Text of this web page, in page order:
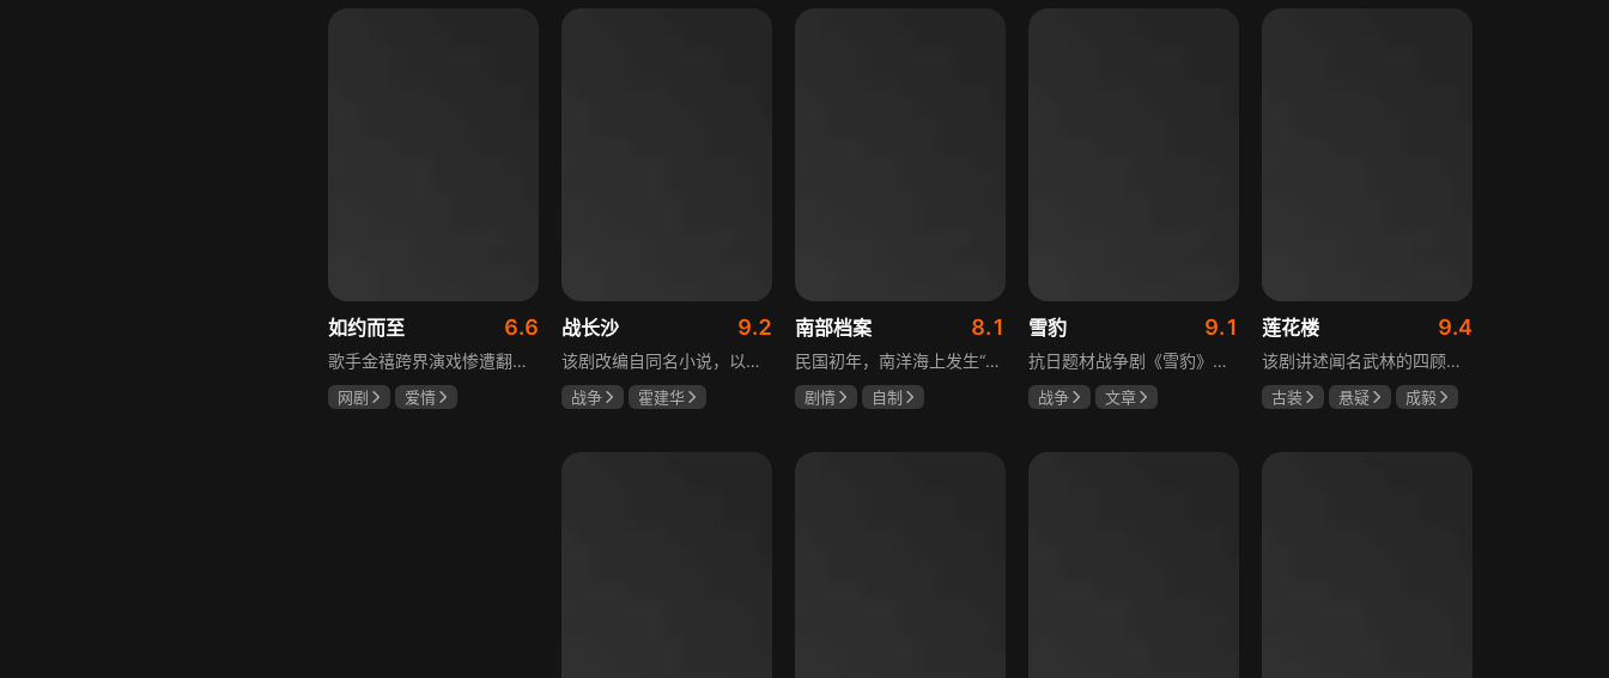
如约而至 6.6
歌手金禧跨界演戏惨遭翻车，全网群嘲演技拉胯！不服输的他另辟蹊径，转行试水音乐剧，誓要逆袭打脸。机缘巧合下，他对高冷硬核的金牌音乐剧导演宁瑾一见心动，两人意外留下暧昧一吻，转头试镜现场再度狭路相逢。 宁瑾本就抵触偶像跨界，对半路空降的流量新人金禧百般严苛，花式魔鬼训练轮番上线。金禧顶住剧团前辈排挤、同行暗算、舆论刁难等重重危机，日夜苦练打磨演技，慢慢褪去偶像光环、解锁真实自我，一点点打动高冷导演和剧团众人。 一路走来，二人历经误会争执、事业危机、亲情心结、分手磨合多重考验，在并肩拯救濒临倒闭的剧团、携手打磨《倩女幽魂》剧目、共渡舞台难关的过程中，情愫渐生、双向治愈。最终剧目首演大获成功，叛逆
网剧
爱情
战长沙 9.2
该剧改编自同名小说，以中国近代史上著名的“长沙会战”为背景，借由长沙城一户普通胡姓人家在战争中的命运浮沉，展现战火的无情以及在日军铁蹄侵略下中华儿女奋起抗战的不屈精神。1938年10月日军攻陷武汉，长沙危在旦夕，城中茶园巷的胡家人在孙女婿薛君山的支持下，为最宠爱的龙凤胎湘湘和小满安排退路。薛君山先将湘湘介绍给留洋归来保卫长沙的顾清明，可惜二人一见面便势同水火，薛君山只好另选人家。湘湘订婚当日，蒋介石密令火烧长沙，因指挥失当酿成巨大灾难，繁华古城毁于一旦，很多人包括湘湘的未婚夫一家被活活烧死。焦土上，各地英雄儿女齐聚长沙，和湖南人民一起阻挡敌人铁蹄，胡家人也在劫难中演绎了一幕幕悲欢离合。
战争
霍建华
南部档案 8.1
民国初年，南洋海上发生“水鬼望乡”离奇命案，张家外派调查神秘事务的南部档案馆坐办张海盐、张海虾二人搭档亲往调查，却意外卷入了一个用于猎杀海外张家人的绝命死局。张海虾以自己的死谋局求解，送张海盐上了“南安号”巨轮回厦城以图他能够有一线生机，但这趟波澜诡谲的航程似乎才刚刚起航，一手遮天的军阀大佬、单纯执着的少年账房、还有十年未见的至亲故人……张海盐独自面对着接踵而至的意外，而当他踏上厦城的那一刻，真正属于两个少年的命运才初初开始转动。
剧情
自制
雪豹 9.1
抗日题材战争剧《雪豹》讲述抗日女学生陈怡是一个在革命道路上逐渐成长起来的优秀青年。从慷慨激昂的热血学生，到成熟稳重的革命战士，甚至执行任务的时候还要扮演性格大胆奔放的交际花，打入到敌人内部获取情报。在做情报工作时，与搭档张楚扮假夫妻，多次身陷险境命悬一线。周卫国原本是一名玩世不恭的富家子弟，却不乏热血，抗战时为了保护初恋女友，举枪杀了一名日本人，由此改名换姓走上了革命道路，从国民党中央军校到德国军校，再到回国创建中国第一支特战部队，成为了一个真正的传奇英雄。
战争
文章
莲花楼 9.4
该剧讲述闻名武林的四顾门门主李相夷在一次大战后身受重伤，从此退隐江湖成为淡泊名利的“假神医”李莲花。他遇到新交方多病与旧敌笛飞声后，重新卷入江湖。江湖暗流涌动，疑团扑朔迷离，抽丝剥茧方能断出真相，一段荡气回肠的侠义情即将热血展开，展现了侠义、探案与江湖恩怨交织的精彩故事。
古装 悬疑
成毅